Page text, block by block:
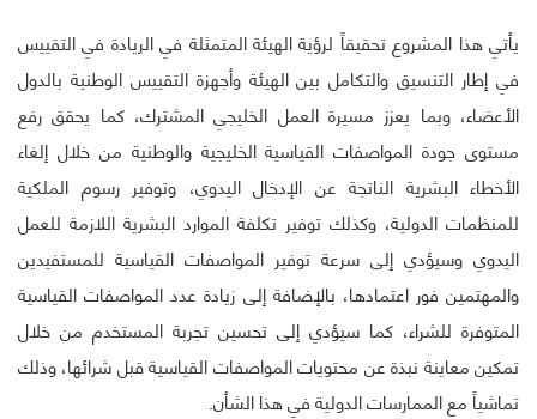
يأتي هذا المشروع تحقيقاً لرؤية الهيئة المتمثلة في الريادة في التقييس
في إطار التنسيق والتكامل بين الهيئة وأجهزة التقييس الوطنية بالدول
الأعضاء، وبما يعزز مسيرة العمل الخليجي المشترك، كما يحقق رفع
مستوى جودة المواصفات القياسية الخليجية والوطنية من خلال إلغاء
الأخطاء البشرية الناتجة عن الإدخال اليدوي، وتوفير رسوم الملكية
للمنظمات الدولية، وكذلك توفير تكلفة الموارد البشرية اللازمة للعمل
اليدوي وسيؤدي إلى سرعة توفير المواصفات القياسية للمستفيدين
والمهتمين فور اعتمادها، بالإضافة إلى زيادة عدد المواصفات القياسية
المتوفرة للشراء، كما سيؤدي إلى تحسين تجربة المستخدم من خلال
تمكين معاينة نبذة عن محتويات المواصفات القياسية قبل شرائها، وذلك
تماشياً مع الممارسات الدولية في هذا الشأن.